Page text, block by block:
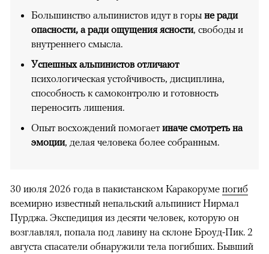
Большинство альпинистов идут в горы не ради
опасности, а ради ощущения ясности, свободы и
внутреннего смысла.
Успешных альпинистов отличают
психологическая устойчивость, дисциплина,
способность к самоконтролю и готовность
переносить лишения.
Опыт восхождений помогает иначе смотреть на
эмоции, делая человека более собранным.
30 июля 2026 года в пакистанском Каракоруме погиб
всемирно известный непальский альпинист Нирмал
Пурджа. Экспедиция из десяти человек, которую он
возглавлял, попала под лавину на склоне Броуд-Пик. 2
августа спасатели обнаружили тела погибших. Бывший